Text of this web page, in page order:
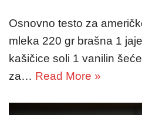
Osnovno testo za
mleka 220 gr brašna 1
kašičice soli 1 vanilin
za… Read More »